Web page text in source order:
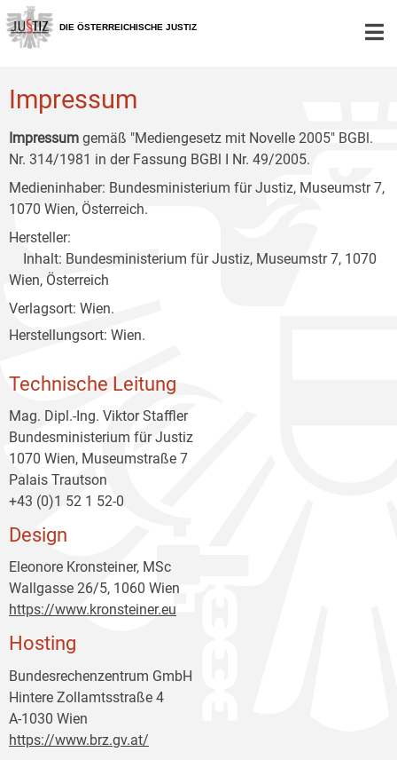
Zur
Hauptnavigation
[1]
Zum
Inhalt
[2]
Zum
Untermenü
[3]
DIE ÖSTERREICHISCHE JUSTIZ
Impressum
Impressum gemäß "Mediengesetz mit Novelle 2005" BGBl.
Nr. 314/1981 in der Fassung BGBl I Nr. 49/2005.
Medieninhaber: Bundesministerium für Justiz, Museumstr 7,
1070 Wien, Österreich.
Hersteller:
Inhalt: Bundesministerium für Justiz, Museumstr 7, 1070
Wien, Österreich
Verlagsort: Wien.
Herstellungsort: Wien.
Technische Leitung
Mag. Dipl.-Ing. Viktor Staffler
Bundesministerium für Justiz
1070 Wien, Museumstraße 7
Palais Trautson
+43 (0)1 52 1 52-0
Design
Eleonore Kronsteiner, MSc
Wallgasse 26/5, 1060 Wien
https://www.kronsteiner.eu
Hosting
Bundesrechenzentrum GmbH
Hintere Zollamtsstraße 4
A-1030 Wien
https://www.brz.gv.at/